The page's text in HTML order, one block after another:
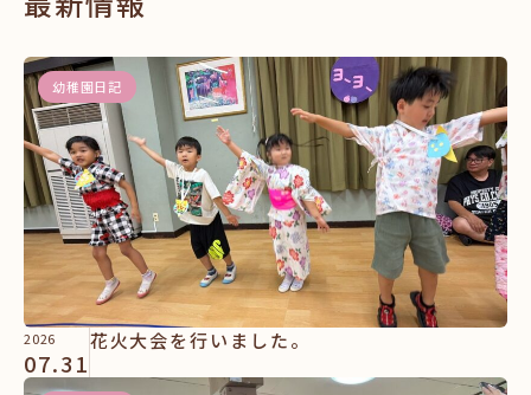
幼稚園日記
2026
07.31
花火大会を行いました。